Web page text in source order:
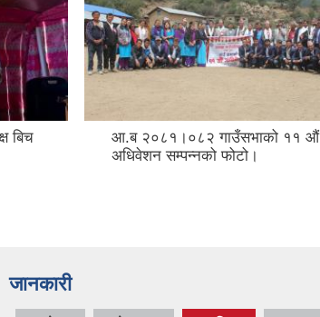
बिच
आ.ब २०८१।०८२ गाउँसभाको ११ ‌‌‍औं
अधिवेशन सम्पन्नको फोटो।
जानकारी